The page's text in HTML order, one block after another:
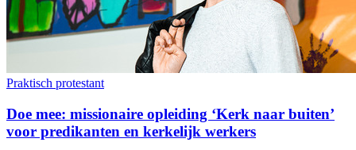
Praktisch protestant
Doe mee: missionaire opleiding ‘Kerk naar buiten’
voor predikanten en kerkelijk werkers